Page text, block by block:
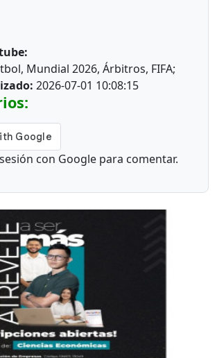
Mundial 2026, Árbitros, FIFA;
2026-07-01 10:08:15
con Google para comentar.